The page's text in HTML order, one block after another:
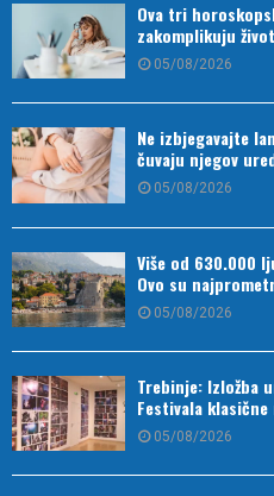
Ova tri
zakomplikuju život
05/08/2026
Ne izbjegavajte
čuvaju njegov
05/08/2026
Više od 630.000
Ovo su
05/08/2026
Trebinje: Izložba
Festivala klasične
05/08/2026